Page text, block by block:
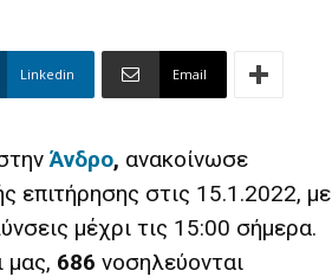
Linkedin Email
Άνδρο, ανακοίνωσε
επιτήρησης στις 15.1.2022, με
μέχρι τις 15:00 σήμερα.
μας, 686 νοσηλεύονται